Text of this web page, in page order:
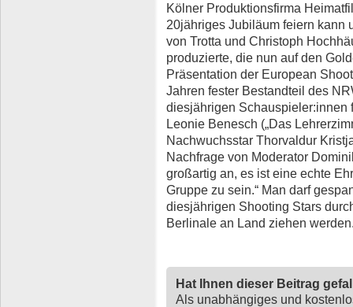
Kölner Produktionsfirma
20jähriges Jubiläum feiern kann
von Trotta und Christoph
produzierte, die nun auf den
Präsentation der European
Jahren fester Bestandteil des
diesjährigen Schauspieler:innen
Leonie Benesch („Das
Nachwuchsstar Thorvaldur
Nachfrage von Moderator
großartig an, es ist eine echte
Gruppe zu sein.“ Man darf
diesjährigen Shooting Stars
Berlinale an Land ziehen
Hat Ihnen dieser Beitrag
Als unabhängiges und